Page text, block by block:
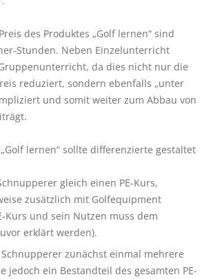
des Produktes „Golf lernen“ sind
Stunden. Neben Einzelunterricht
da dies nicht nur die
reduziert, sondern ebenfalls „unter
und somit weiter zum Abbau von
lernen“ sollte differenzierte gestaltet
gleich einen PE-Kurs,
zusätzlich mit Golfequipment
Kurs und sein Nutzen muss dem
erklärt werden).
zunächst einmal mehrere
jedoch ein Bestandteil des gesamten PE-